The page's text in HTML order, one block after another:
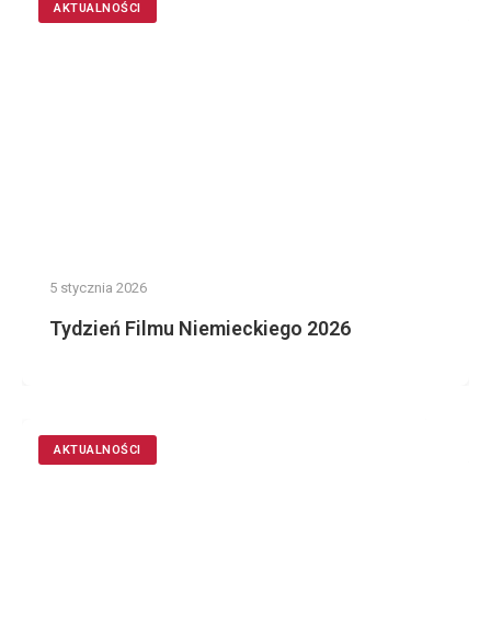
AKTUALNOŚCI
5 stycznia 2026
Tydzień Filmu Niemieckiego 2026
AKTUALNOŚCI